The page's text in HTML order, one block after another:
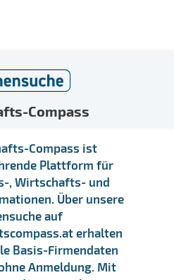
Compass
Compass ist
Plattform für
, Wirtschafts- und
Über unsere
auf
erhalten
Basis-Firmendaten
Anmeldung. Mit